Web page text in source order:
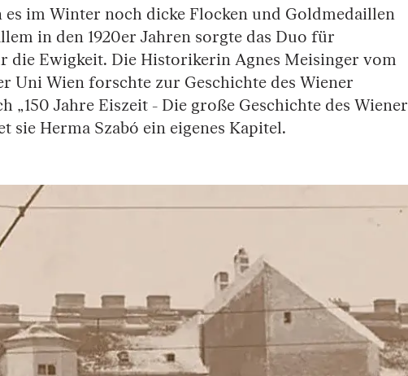
es im Winter noch dicke Flocken und Goldmedaillen
in den 1920er Jahren sorgte das Duo für
die Ewigkeit. Die Historikerin Agnes Meisinger vom
Uni Wien forschte zur Geschichte des Wiener
„150 Jahre Eiszeit - Die große Geschichte des Wiener
sie Herma Szabó ein eigenes Kapitel.